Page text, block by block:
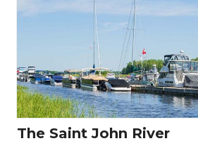
The Saint John River